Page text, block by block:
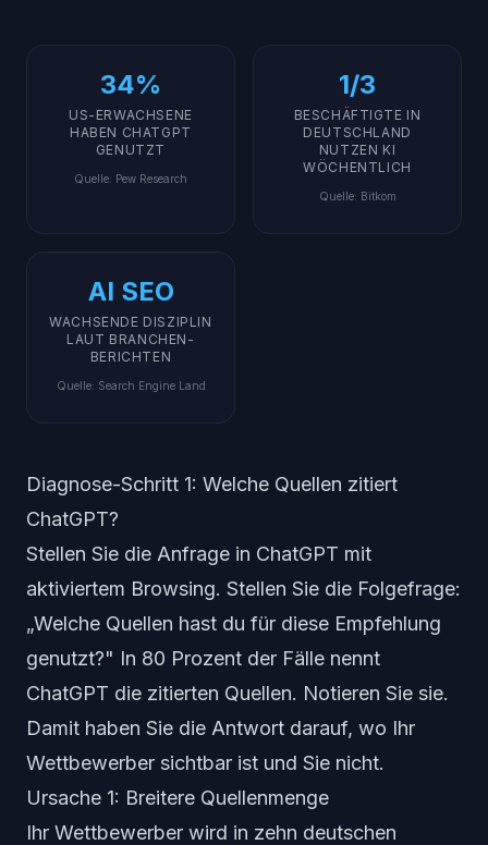
34%
US-ERWACHSENE
HABEN CHATGPT
GENUTZT
Quelle: Pew Research
1/3
BESCHÄFTIGTE IN
DEUTSCHLAND
NUTZEN KI
WÖCHENTLICH
Quelle: Bitkom
AI SEO
WACHSENDE DISZIPLIN
LAUT BRANCHEN-
BERICHTEN
Quelle: Search Engine Land
Diagnose-Schritt 1: Welche Quellen zitiert
ChatGPT?
Stellen Sie die Anfrage in ChatGPT mit
aktiviertem Browsing. Stellen Sie die Folgefrage:
„Welche Quellen hast du für diese Empfehlung
genutzt?" In 80 Prozent der Fälle nennt
ChatGPT die zitierten Quellen. Notieren Sie sie.
Damit haben Sie die Antwort darauf, wo Ihr
Wettbewerber sichtbar ist und Sie nicht.
Ursache 1: Breitere Quellenmenge
Ihr Wettbewerber wird in zehn deutschen